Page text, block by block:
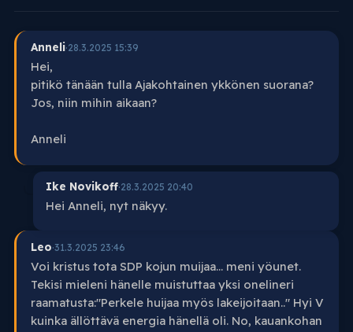
Anneli·28.3.2025 15:39
Hei,
pitikö tänään tulla Ajakohtainen ykkönen suorana?
Jos, niin mihin aikaan?
Anneli
Ike Novikoff·28.3.2025 20:40
Hei Anneli, nyt näkyy.
Leo·31.3.2025 23:46
Voi kristus tota SDP kojun muijaa... meni yöunet.
Tekisi mieleni hänelle muistuttaa yksi onelineri
raamatusta:"Perkele huijaa myös lakeijoitaan.." Hyi V
kuinka ällöttävä energia hänellä oli. No, kauankohan